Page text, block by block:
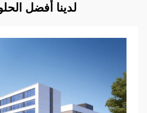
لدينا أفضل